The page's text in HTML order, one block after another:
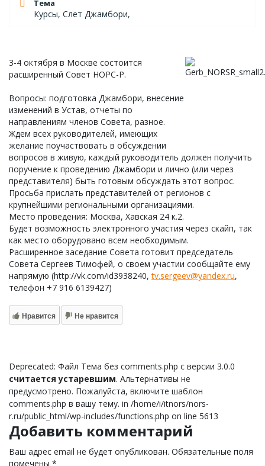
Тема
Курсы, Слет Джамбори,
3-4 октября в Москве состоится
расширенный Совет НОРС-Р.
Вопросы: подготовка Джамбори, внесение
изменений в Устав, отчеты по
направлениям членов Совета, разное.
Ждем всех руководителей, имеющих
желание поучаствовать в обсуждении
вопросов в живую, каждый руководитель должен получить
поручение к проведению Джамбори и лично (или через
представителя) быть готовым обсуждать этот вопрос.
Просьба прислать представителей от регионов с
крупнейшими региональными организациями.
Место проведения: Москва, Хавская 24 к.2.
Будет возможность электронного участия через скайп, так
как место оборудовано всем необходимым.
Расширенное заседание Совета готовит председатель
Совета Сергеев Тимофей, о своем участии сообщайте ему
напрямую (http://vk.com/id3938240,tv.sergeev@yandex.ru,
телефон +7 916 6139427)
Нравится Не нравится
Deprecated: Файл Тема без comments.php с версии 3.0.0
считается устаревшим. Альтернативы не
предусмотрено. Пожалуйста, включите шаблон
comments.php в вашу тему. in /home/i/itnors/nors-
r.ru/public_html/wp-includes/functions.php on line 5613
Добавить комментарий
Ваш адрес email не будет опубликован. Обязательные поля
помечены *